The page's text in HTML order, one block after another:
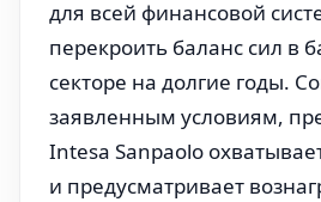
для всей финансовой
перекроить баланс сил в
секторе на долгие годы.
заявленным условиям,
Intesa Sanpaolo
и предусматривает